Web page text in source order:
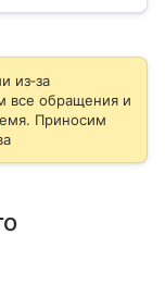
из‑за
все обращения и
Приносим